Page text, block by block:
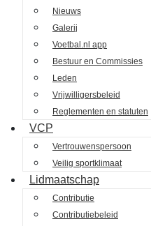
Nieuws
Galerij
Voetbal.nl app
Bestuur en Commissies
Leden
Vrijwilligersbeleid
Reglementen en statuten
VCP
Vertrouwenspersoon
Veilig sportklimaat
Lidmaatschap
Contributie
Contributiebeleid